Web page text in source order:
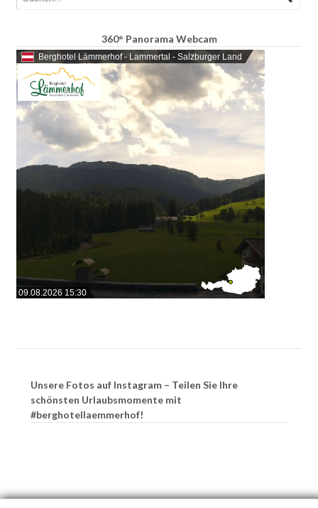
360° Panorama Webcam
Berghotel Lämmerhof - Lammertal - Salzburger Land
09.08.2026 15:30
Unsere Fotos auf Instagram – Teilen Sie Ihre
schönsten Urlaubsmomente mit
#berghotellaemmerhof!